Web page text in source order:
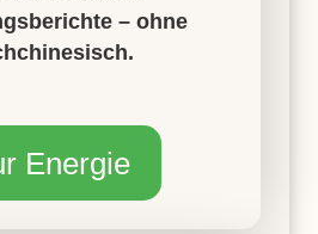
– ohne
Energie